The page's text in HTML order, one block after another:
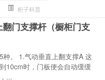
柜子科普
翻门支撑杆（橱柜门支
。 1.气动垂直上翻支撑A 这
10cm时，门板便会自动缓缓
...